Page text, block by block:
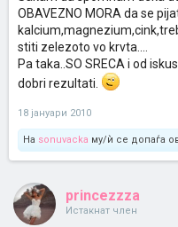
OBAVEZNO MORA da se
stiti zelezoto vo krvta....
Pa taka..SO SRECA i od
dobri rezultati.
18 јануари 2010
На sonuvacka му/ѝ се допаѓа
princezzza
Истакнат член